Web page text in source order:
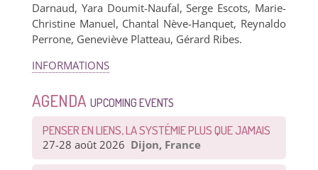
Darnaud, Yara Doumit-Naufal, Serge Escots, Marie-
Christine Manuel, Chantal Nève-Hanquet, Reynaldo
Perrone, Geneviève Platteau, Gérard Ribes.
INFORMATIONS
AGENDA UPCOMING EVENTS
PENSER EN LIENS, LA SYSTÉMIE PLUS QUE JAMAIS
27-28 août 2026 Dijon, France